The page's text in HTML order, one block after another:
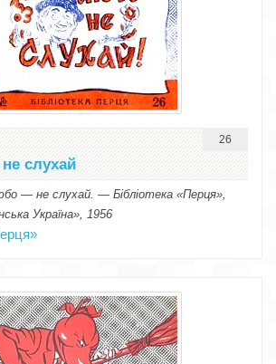
слухай
26
— не слухай. — Бібліотека «Перця»,
Україна», 1956